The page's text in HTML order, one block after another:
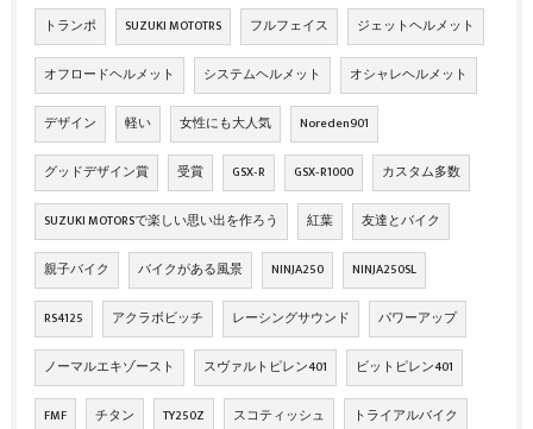
トランポ SUZUKI MOTOTRS フルフェイス ジェットヘルメット
オフロードヘルメット システムヘルメット オシャレヘルメット
デザイン 軽い 女性にも大人気 Noreden901
グッドデザイン賞 受賞 GSX‐R GSX‐R1000 カスタム多数
SUZUKI MOTORSで楽しい思い出を作ろう 紅葉 友達とバイク
親子バイク バイクがある風景 NINJA250 NINJA250SL
RS4125 アクラボビッチ レーシングサウンド パワーアップ
ノーマルエキゾースト スヴァルトピレン401 ビットピレン401
FMF チタン TY250Z スコティッシュ トライアルバイク